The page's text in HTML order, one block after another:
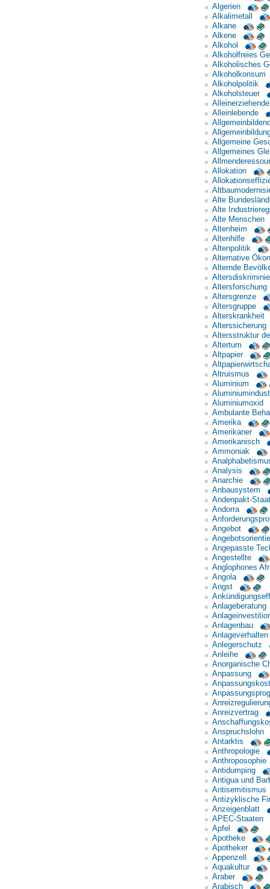
Algerien
Alkalimetall
Alkane
Alkene
Alkohol
Alkoholfreies
Alkoholisches
Alkoholkonsum
Alkoholpolitik
Alkoholsteuer
Alleinerziehende
Alleinlebende
Allgemeine
Allgemeines
Allokation
Alte
Alte
Alte Menschen
Altenheim
Altenhilfe
Altenpolitik
Alternative
Alternde
Altersforschung
Altersgrenze
Altersgruppe
Alterskrankheit
Alterssicherung
Altersstruktur
Altertum
Altpapier
Altruismus
Aluminium
Aluminiumoxid
Ambulante
Amerika
Amerikaner
Amerikanisch
Ammoniak
Analysis
Anarchie
Anbausystem
Andenpakt-
Andorra
Angebot
Angepasste
Angestellte
Anglophones
Angola
Angst
Anlageberatung
Anlagenbau
Anlageverhalten
Anlegerschutz
Anleihe
Anorganische
Anpassung
Anreizvertrag
Anspruchslohn
Antarktis
Anthropologie
Anthroposophie
Antidumping
Antigua und
Antisemitismus
Antizyklische
Anzeigenblatt
APEC-Staaten
Apfel
Apotheke
Apotheker
Appenzell
Aquakultur
Araber
Arabisch